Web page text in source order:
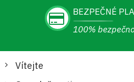
BEZPEČNÉ
100%
Vítejte